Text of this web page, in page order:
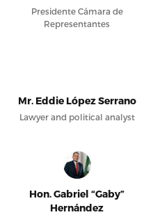
Presidente Cámara de
Representantes
Mr. Eddie López Serrano
Lawyer and political analyst
Hon. Gabriel “Gaby”
Hernández